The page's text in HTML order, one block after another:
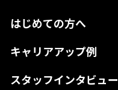
はじめての方へ
キャリアアップ例
スタッフインタビュー
奈良県
和歌山県
島根県
山口県
徳島県